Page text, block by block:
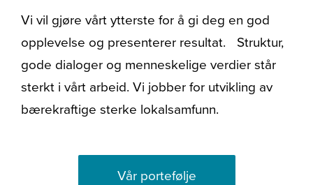
Vi vil gjøre vårt ytterste for å gi deg en god
opplevelse og presenterer resultat. Struktur,
gode dialoger og menneskelige verdier står
sterkt i vårt arbeid. Vi jobber for utvikling av
bærekraftige sterke lokalsamfunn.
Vår portefølje